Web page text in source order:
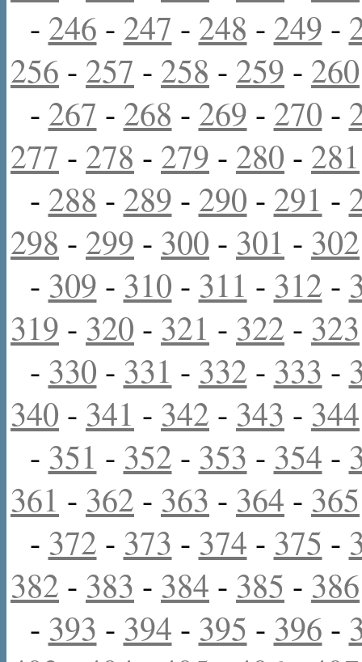
- 246 - 247 - 248 - 249 -
256 - 257 - 258 - 259 - 260
- 267 - 268 - 269 - 270 -
277 - 278 - 279 - 280 - 281
- 288 - 289 - 290 - 291 -
298 - 299 - 300 - 301 - 302
- 309 - 310 - 311 - 312 -
319 - 320 - 321 - 322 - 323
- 330 - 331 - 332 - 333 -
340 - 341 - 342 - 343 - 344
- 351 - 352 - 353 - 354 -
361 - 362 - 363 - 364 - 365
- 372 - 373 - 374 - 375 -
382 - 383 - 384 - 385 - 386
- 393 - 394 - 395 - 396 -